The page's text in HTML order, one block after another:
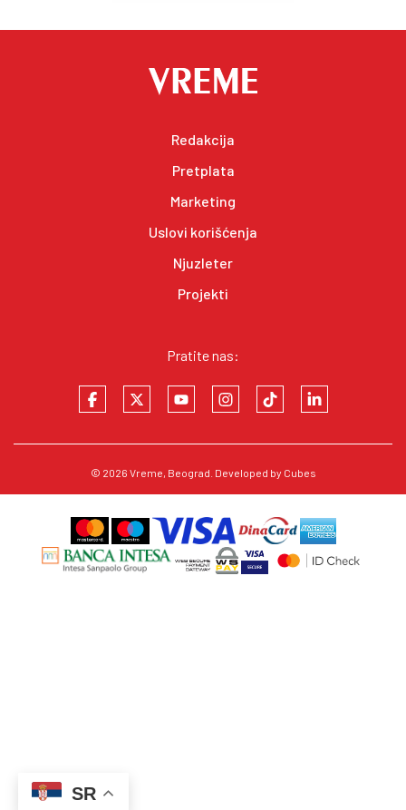
Redakcija
Pretplata
Marketing
Uslovi korišćenja
Njuzleter
Projekti
Pratite nas:
© 2026 Vreme, Beograd. Developed by Cubes
SR